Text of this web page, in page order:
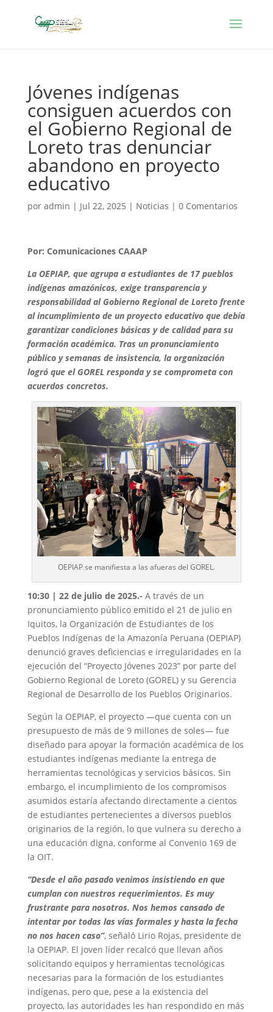
Jóvenes indígenas
consiguen acuerdos con
el Gobierno Regional de
Loreto tras denunciar
abandono en proyecto
educativo
por admin | Jul 22, 2025 | Noticias | 0 Comentarios
Por: Comunicaciones CAAAP
La OEPIAP, que agrupa a estudiantes de 17 pueblos
indígenas amazónicos, exige transparencia y
responsabilidad al Gobierno Regional de Loreto frente
al incumplimiento de un proyecto educativo que debía
garantizar condiciones básicas y de calidad para su
formación académica. Tras un pronunciamiento
público y semanas de insistencia, la organización
logró que el GOREL responda y se comprometa con
acuerdos concretos.
OEPIAP se manifiesta a las afueras del GOREL.
10:30 | 22 de julio de 2025.- A través de un
pronunciamiento público emitido el 21 de julio en
Iquitos, la Organización de Estudiantes de los
Pueblos Indígenas de la Amazonía Peruana (OEPIAP)
denunció graves deficiencias e irregularidades en la
ejecución del “Proyecto Jóvenes 2023” por parte del
Gobierno Regional de Loreto (GOREL) y su Gerencia
Regional de Desarrollo de los Pueblos Originarios.
Según la OEPIAP, el proyecto —que cuenta con un
presupuesto de más de 9 millones de soles— fue
diseñado para apoyar la formación académica de los
estudiantes indígenas mediante la entrega de
herramientas tecnológicas y servicios básicos. Sin
embargo, el incumplimiento de los compromisos
asumidos estaría afectando directamente a cientos
de estudiantes pertenecientes a diversos pueblos
originarios de la región, lo que vulnera su derecho a
una educación digna, conforme al Convenio 169 de
la OIT.
“Desde el año pasado venimos insistiendo en que
cumplan con nuestros requerimientos. Es muy
frustrante para nosotros. Nos hemos cansado de
intentar por todas las vías formales y hasta la fecha
no nos hacen caso”, señaló Lirio Rojas, presidente de
la OEPIAP. El joven líder recalcó que llevan años
solicitando equipos y herramientas tecnológicas
necesarias para la formación de los estudiantes
indígenas, pero que, pese a la existencia del
proyecto, las autoridades les han respondido en más